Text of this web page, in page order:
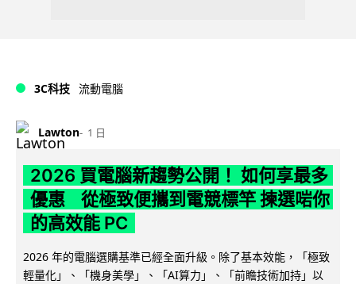
3C科技 流動電腦
Lawton 1 日
2026 買電腦新趨勢公開！ 如何享最多
優惠 從極致便攜到電競標竿 揀選啱你
的高效能 PC
2026 年的電腦選購基準已經全面升級。除了基本效能，「極致
輕量化」、「機身美學」、「AI算力」、「前瞻技術加持」以